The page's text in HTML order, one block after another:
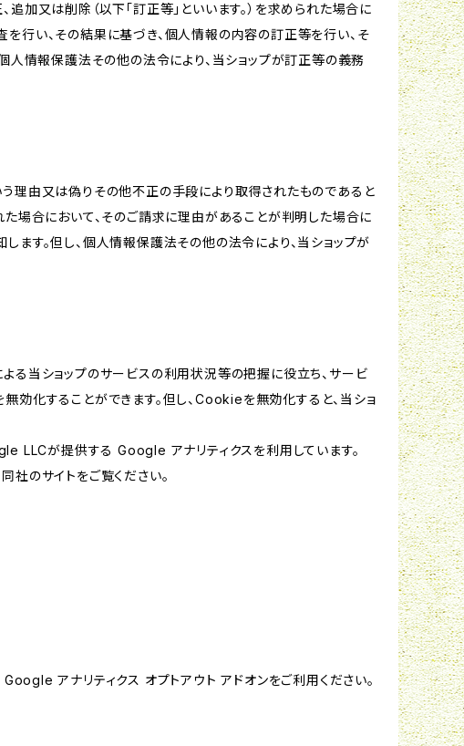
加又は削除（以下「訂正等」といいます。）を求められた場合に
行い、その結果に基づき、個人情報の内容の訂正等を行い、そ
人情報保護法その他の法令により、当ショップが訂正等の義務
理由又は偽りその他不正の手段により取得されたものであると
場合において、そのご請求に理由があることが判明した場合に
す。但し、個人情報保護法その他の法令により、当ショップが
る当ショップのサービスの利用状況等の把握に役立ち、サービ
化することができます。但し、Cookieを無効化すると、当ショ
LLCが提供する Google アナリティクスを利用しています。
のサイトをご覧ください。
アナリティクス オプトアウト アドオンをご利用ください。